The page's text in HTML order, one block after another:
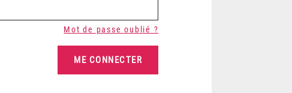
Mot de passe oublié ?